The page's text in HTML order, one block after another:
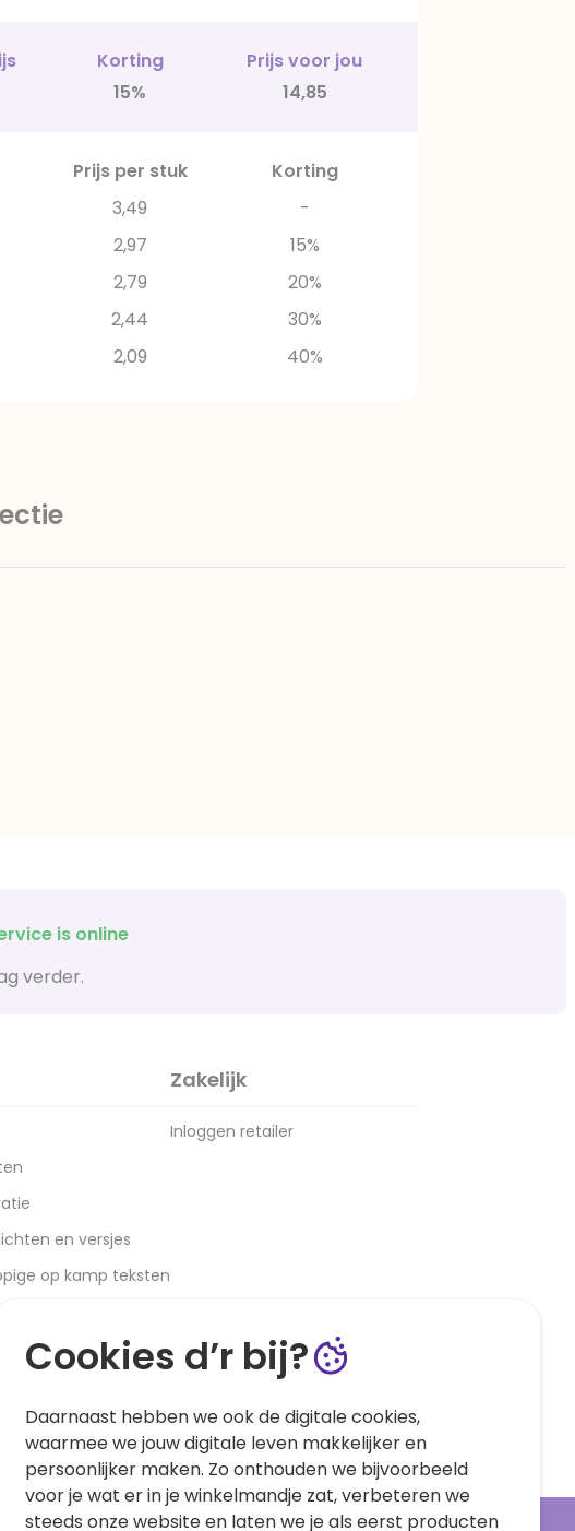
Korting
Prijs voor jou
15% 14,85
Prijs per stuk
Korting
3,49
-
2,97
15%
2,79
20%
2,44
30%
2,09 40%
is online
verder.
en versjes
op kamp teksten
Zakelijk
Inloggen retailer
Cookies d’r bij?
Daarnaast hebben we ook de digitale cookies,
waarmee we jouw digitale leven makkelijker en
persoonlijker maken. Zo onthouden we bijvoorbeeld
voor je wat er in je winkelmandje zat, verbeteren we
steeds onze website en laten we je als eerst producten